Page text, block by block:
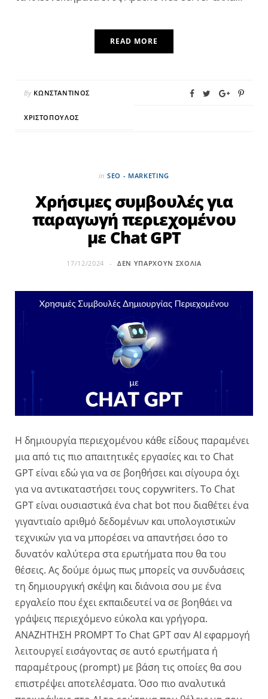
READ MORE
By ΚΩΝΣΤΑΝΤΊΝΟΣ
ΧΡΙΣΤΌΠΟΥΛΟΣ
in SEO - MARKETING
Χρήσιμες συμβουλές για
παραγωγή περιεχομένου
με Chat GPT
17/12/2024 ΔΕΝ ΥΠΆΡΧΟΥΝ ΣΧΌΛΙΑ
Η δημιουργία περιεχομένου κάθε είδους παραμένει
μια από τις πιο απαιτητικές εργασίες και το Chat
GPT είναι εδώ για να σε βοηθήσει και σίγουρα όχι
για να αντικαταστήσει τους copywriters. Το Chat
GPT είναι ουσιαστικά ένα chat bot που διαθέτει ένα
γιγαντιαίο αριθμό δεδομένων και υπολογιστικών
τεχνικών για να μπορέσει να απαντήσει όσο το
δυνατόν καλύτερα στα ερωτήματα που θα του
θέσεις. Ας δούμε όμως πως μπορείς να συνδυάσεις
τη δημιουργική σκέψη και διάνοια σου με ένα
εργαλείο που έχει εκπαιδευτεί να σε βοηθάει να
γράψεις περιεχόμενο εύκολα και γρήγορα.
ΑΝΑΖΗΤΗΣΗ PROMPT Το Chat GPΤ σαν ΑΙ εφαρμογή
λειτουργεί εισάγοντας σε αυτό ερωτήματα ή
παραμέτρους (prompt) με βάση τις οποίες θα σου
επιστρέψει αποτελέσματα. Όσο πιο αναλυτικά